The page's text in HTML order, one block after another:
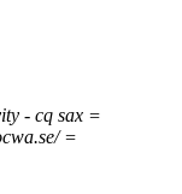
- cq sax =
=